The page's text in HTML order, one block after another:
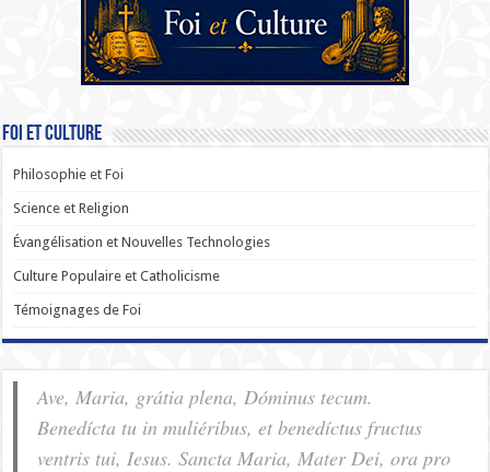
Foi et Culture
Philosophie et Foi
Science et Religion
Évangélisation et Nouvelles Technologies
Culture Populaire et Catholicisme
Témoignages de Foi
Ave, Maria, grátia plena, Dóminus tecum.
Benedícta tu in muliéribus, et benedíctus fructus
ventris tui, Iesus. Sancta Maria, Mater Dei, ora pro